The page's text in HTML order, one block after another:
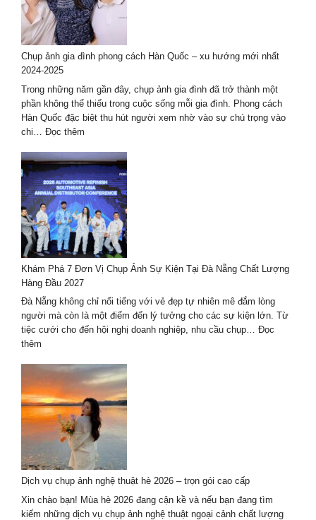
Chụp ảnh gia đình phong cách Hàn Quốc – xu hướng mới nhất
2024-2025
Trong những năm gần đây, chụp ảnh gia đình đã trở thành một
phần không thể thiếu trong cuộc sống mỗi gia đình. Phong cách
Hàn Quốc đặc biệt thu hút người xem nhờ vào sự chú trọng vào
chi… Đọc thêm
ảnh
gia
đình
phong
cách
Hàn
Quốc
–
xu
mới
nhất
2024-
Khám Phá 7 Đơn Vị Chụp Ảnh Sự Kiện Tại Đà Nẵng Chất Lượng
Hàng Đầu 2027
Đà Nẵng không chỉ nổi tiếng với vẻ đẹp tự nhiên mê đắm lòng
người mà còn là một điểm đến lý tưởng cho các sự kiện lớn. Từ
tiệc cưới cho đến hội nghị doanh nghiệp, nhu cầu chụp… Đọc
thêm
Phá
7
Đơn
Vị
Chụp
Ảnh
Sự
Kiện
Tại
Đà
Nẵng
Dịch vụ chụp ảnh nghệ thuật hè 2026 – trọn gói cao cấp
Xin chào bạn! Mùa hè 2026 đang cận kề và nếu bạn đang tìm
kiếm những dịch vụ chụp ảnh nghệ thuật ngoại cảnh chất lượng